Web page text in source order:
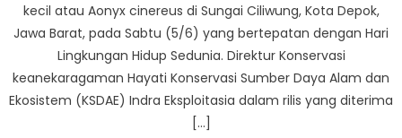
kecil atau Aonyx cinereus di Sungai Ciliwung, Kota Depok,
Jawa Barat, pada Sabtu (5/6) yang bertepatan dengan Hari
Lingkungan Hidup Sedunia. Direktur Konservasi
keanekaragaman Hayati Konservasi Sumber Daya Alam dan
Ekosistem (KSDAE) Indra Eksploitasia dalam rilis yang diterima
[…]